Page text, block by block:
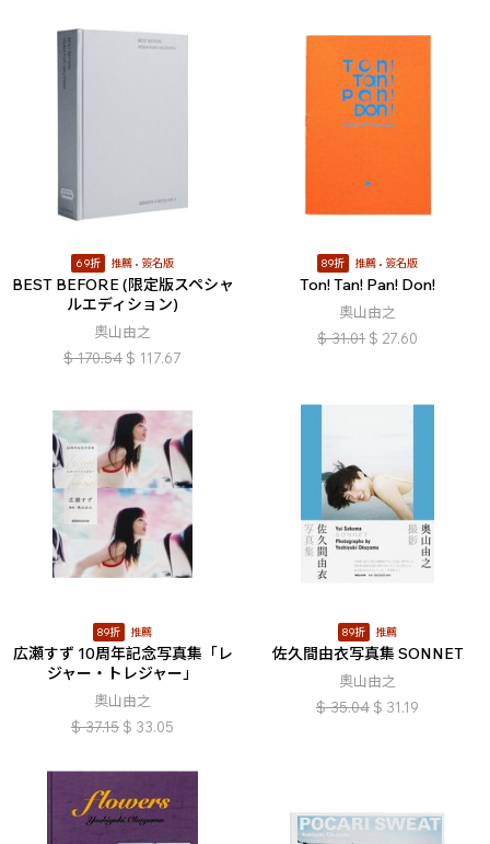
69折 推薦 簽名版
BEST BEFORE (限定版スペシャ
ルエディション)
奧山由之
$ 170.54 $ 117.67
89折 推薦 簽名版
Ton! Tan! Pan! Don!
奧山由之
$ 31.01 $ 27.60
89折 推薦
広瀬すず 10周年記念写真集「レ
ジャー・トレジャー」
奧山由之
$ 37.15 $ 33.05
89折 推薦
佐久間由衣写真集 SONNET
奧山由之
$ 35.04 $ 31.19